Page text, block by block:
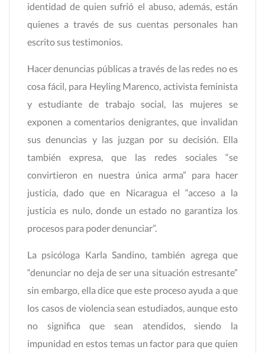
identidad de quien sufrió el abuso, además, están
quienes a través de sus cuentas personales han
escrito sus testimonios.
Hacer denuncias públicas a través de las redes no es
cosa fácil, para Heyling Marenco, activista feminista
y estudiante de trabajo social, las mujeres se
exponen a comentarios denigrantes, que invalidan
sus denuncias y las juzgan por su decisión. Ella
también expresa, que las redes sociales “se
convirtieron en nuestra única arma” para hacer
justicia, dado que en Nicaragua el “acceso a la
justicia es nulo, donde un estado no garantiza los
procesos para poder denunciar”.
La psicóloga Karla Sandino, también agrega que
“denunciar no deja de ser una situación estresante”
sin embargo, ella dice que este proceso ayuda a que
los casos de violencia sean estudiados, aunque esto
no significa que sean atendidos, siendo la
impunidad en estos temas un factor para que quien